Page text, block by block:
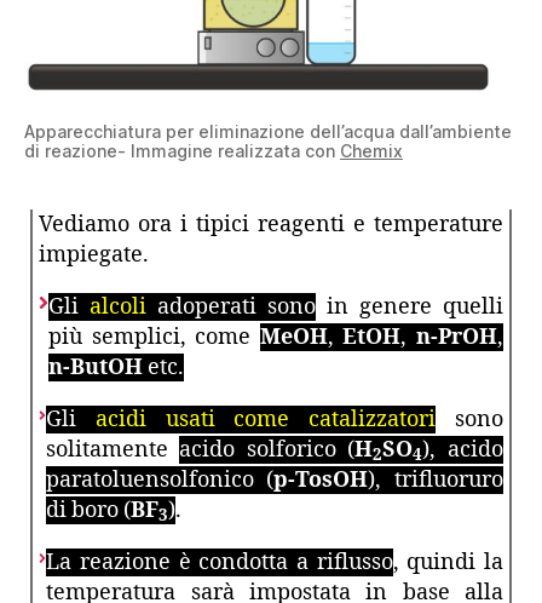
Apparecchiatura per eliminazione dell’acqua dall’ambiente
di reazione- Immagine realizzata con Chemix
Vediamo ora i tipici reagenti e temperature
impiegate.
Gli alcoli adoperati sono in genere quelli
più semplici, come MeOH,EtOH,n-PrOH,
n-ButOH etc.
Gli acidi usati come catalizzatori sono
solitamente acido solforico (H2SO4), acido
paratoluensolfonico (p-TosOH), trifluoruro
di boro (BF3).
La reazione è condotta a riflusso, quindi la
temperatura sarà impostata in base alla